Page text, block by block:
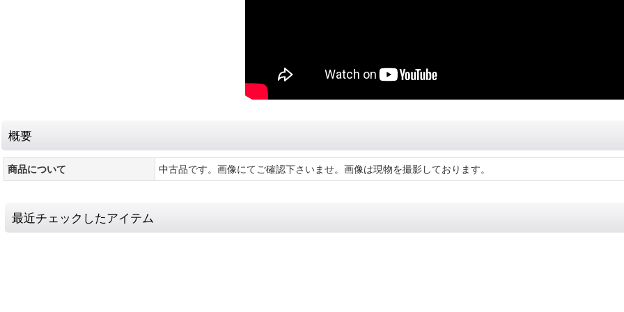
概要
商品について 中古品です。画像にてご確認下さいませ。画像は現物を撮影しております。
最近チェックしたアイテム